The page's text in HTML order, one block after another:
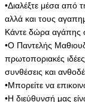
•Διαλέξτε μέσα από
αλλά και τους
Κάντε δώρα αγάπης
•Ο Παντελής
πρωτοποριακές
συνθέσεις και
•Μπορείτε να
•Η διεύθυνσή μας